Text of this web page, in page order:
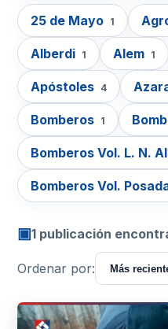
25 de Mayo 1
Alberdi 1 Alem 1
Apóstoles 4
Bomberos 1
Bomberos Vol. L. N.
Bomberos Vol.
▣1 publicación
Ordenar por: